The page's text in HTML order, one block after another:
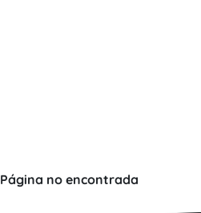
Página no encontrada